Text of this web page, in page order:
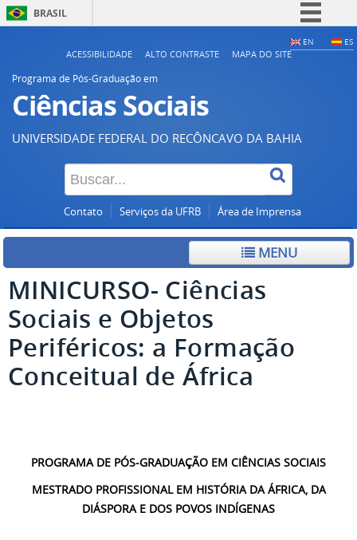
BRASIL
Acesso à informação
Legislação
Canais
EN ES
ACESSIBILIDADE ALTO CONTRASTE MAPA DO SITE
Programa de Pós-Graduação em
Ciências Sociais
UNIVERSIDADE FEDERAL DO RECÔNCAVO DA BAHIA
Contato Serviços da UFRB Área de Imprensa
MENU
MINICURSO- Ciências
Sociais e Objetos
Periféricos: a Formação
Conceitual de África
PROGRAMA DE PÓS-GRADUAÇÃO EM CIÊNCIAS SOCIAIS
MESTRADO PROFISSIONAL EM HISTÓRIA DA ÁFRICA, DA
DIÁSPORA E DOS POVOS INDÍGENAS